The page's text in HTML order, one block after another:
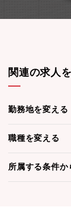
関連の求人
勤務地を変える
職種を変える
所属する条件か